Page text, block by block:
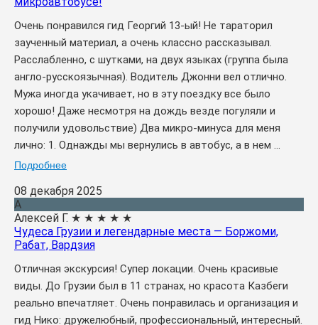
Очень понравился гид Георгий 13-ый! Не тараторил
заученный материал, а очень классно рассказывал.
Расслабленно, с шутками, на двух языках (группа была
англо-русскоязычная). Водитель Джонни вел отлично.
Мужа иногда укачивает, но в эту поездку все было
хорошо! Даже несмотря на дождь везде погуляли и
получили удовольствие) Два микро-минуса для меня
лично: 1. Однажды мы вернулись в автобус, а в нем ...
Подробнее
08 декабря 2025
А
Алексей Г. ★ ★ ★ ★ ★
Чудеса Грузии и легендарные места — Боржоми,
Рабат, Вардзия
Отличная экскурсия! Супер локации. Очень красивые
виды. До Грузии был в 11 странах, но красота Казбеги
реально впечатляет. Очень понравилась и организация и
гид Нико: дружелюбный, профессиональный, интересный.